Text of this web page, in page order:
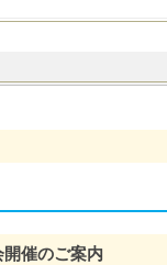
催のご案内